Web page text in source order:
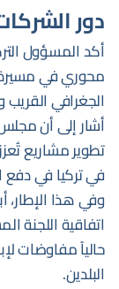
دور
أكد المسؤول
محوري في
الجغرافي القريب
أشار إلى أن
تطوير مشاريع
في تركيا في دفع
حالياً مفاوضات
البلدين.